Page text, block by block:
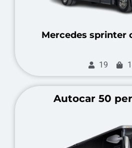
Mercedes sprinter
19
Autocar 50